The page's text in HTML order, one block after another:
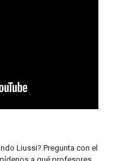
Liussi? Pregunta con el